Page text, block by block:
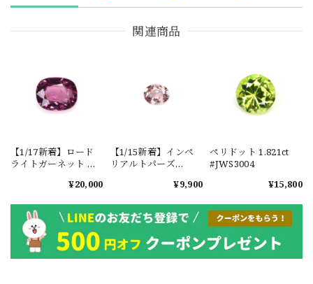
関連商品
【1/17新着】ロード
ライトガーネット タ
1.601ct【ソーティン
¥20,000
【1/15新着】インペ
リアルトパーズ
¥9,900
ペリドット 1.821ct
#JWS3004
¥15,800